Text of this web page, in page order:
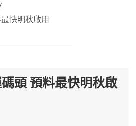
快明秋啟用
頭 預料最快明秋啟